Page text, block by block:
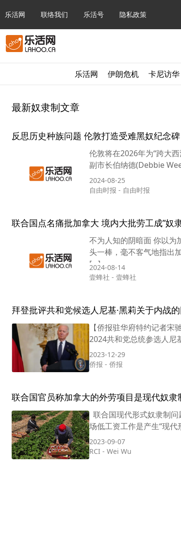
乐活网 联络我们 乐活号 隐私政策
乐活网 伊朗危机 卡尼访华
最新奴隶制文章
反思历史种族问题 伦敦打造受难黑奴纪念碑
伦敦将在2026年为“跨大
副市长伯纳德(Debbie
2024-08-25
自由时报 - 自由时报
联合国点名痛批加拿大 境内大批劳工成”奴
不为人知的阴暗面 你以为
头一棒，毫不客气地指出
[…]
2024-08-14
壹蜂社 - 壹蜂社
拜登批评共和党候选人尼基·黑莉关于内战
【侨报驻华府特约记者
2024共和党总统参选人尼
2023-12-29
侨报 - 侨报
联合国官员称加拿大的外劳项目是现代奴隶
联合国现代形式奴隶制
场低工资工作是产生“现
2023-09-07
RCI - Wei Wu